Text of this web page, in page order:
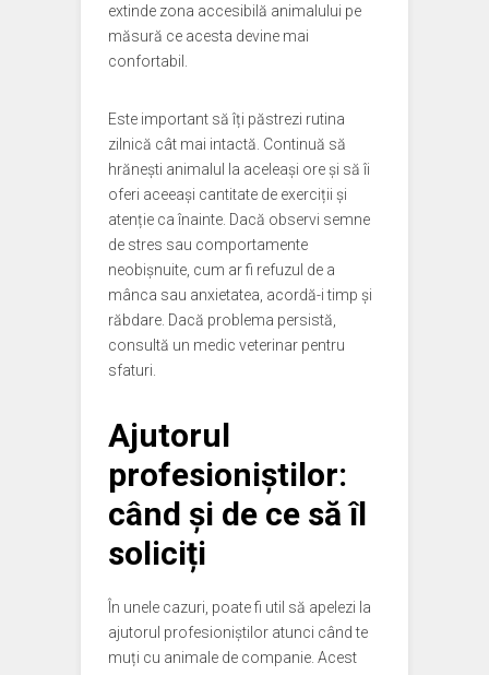
extinde zona accesibilă animalului pe
măsură ce acesta devine mai
confortabil.
Este important să îți păstrezi rutina
zilnică cât mai intactă. Continuă să
hrănești animalul la aceleași ore și să îi
oferi aceeași cantitate de exerciții și
atenție ca înainte. Dacă observi semne
de stres sau comportamente
neobișnuite, cum ar fi refuzul de a
mânca sau anxietatea, acordă-i timp și
răbdare. Dacă problema persistă,
consultă un medic veterinar pentru
sfaturi.
Ajutorul
profesioniștilor:
când și de ce să îl
soliciți
În unele cazuri, poate fi util să apelezi la
ajutorul profesioniștilor atunci când te
muți cu animale de companie. Acest